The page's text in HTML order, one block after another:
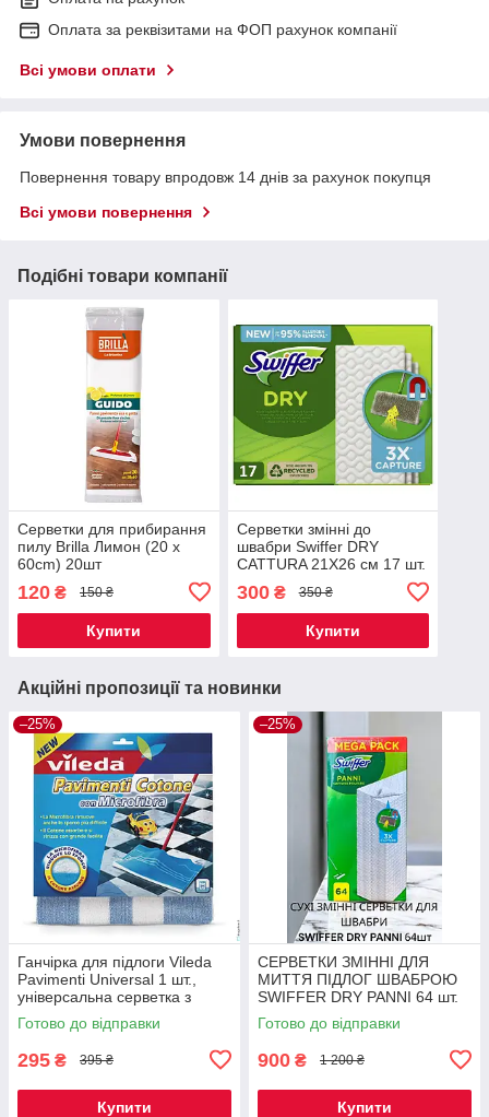
Оплата за реквізитами на ФОП рахунок компанії
Всі умови оплати
Умови повернення
Повернення товару впродовж 14 днів за рахунок покупця
Всі умови повернення
Подібні товари компанії
Серветки для прибирання
пилу Brilla Лимон (20 x
60cm) 20шт
120 ₴ 150 ₴
Купити
Серветки змінні до
швабри Swiffer DRY
CATTURA 21X26 см 17 шт.
300₴ 350 ₴
Купити
Акційні пропозиції та новинки
–25%
Ганчірка для підлоги Vileda
Pavimenti Universal 1 шт.,
універсальна серветка з
мікрофібри для прибирання
підлоги
Готово до відправки
295 ₴ 395 ₴
Купити
–25%
СЕРВЕТКИ ЗМІННІ ДЛЯ
МИТТЯ ПІДЛОГ ШВАБРОЮ
SWIFFER DRY PANNI 64 шт.
Готово до відправки
900 ₴ 1 200 ₴
Купити